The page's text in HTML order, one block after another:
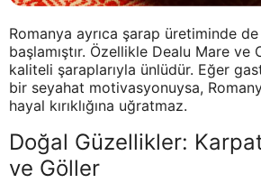
Romanya ayrıca şarap üretiminde de
başlamıştır. Özellikle Dealu Mare
kaliteli şaraplarıyla ünlüdür. Eğer
bir seyahat motivasyonuysa,
hayal kırıklığına uğratmaz.
Doğal Güzellikler:
ve Göller